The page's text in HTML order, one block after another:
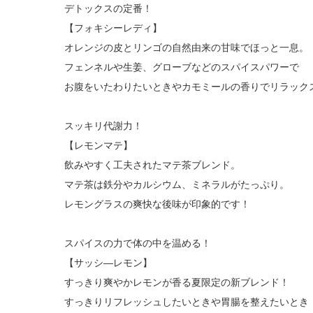
デトックスの定番！
【フォキシーレディ】
オレンジの皮とリンゴの自然由来の甘味でほっと一息。
フェンネルや生姜、グローブなどのスパイスパワーで
お腹をいたわりたいときやカモミールの香りでリラック
スッキリ代謝力！
【レモンマテ】
飲みやすく工夫されたマテ茶ブレンド。
マテ茶は鉄分やカルシウム、ミネラルがたっぷり。
レモングラスの爽快な後味が印象的です！
スパイスの力で体の中を温める！
【サッシ―レモン】
すっきり爽やかレモンが香る夏限定の新ブレンド！
すっきりリフレッシュしたいときや胃腸を整えたいとき